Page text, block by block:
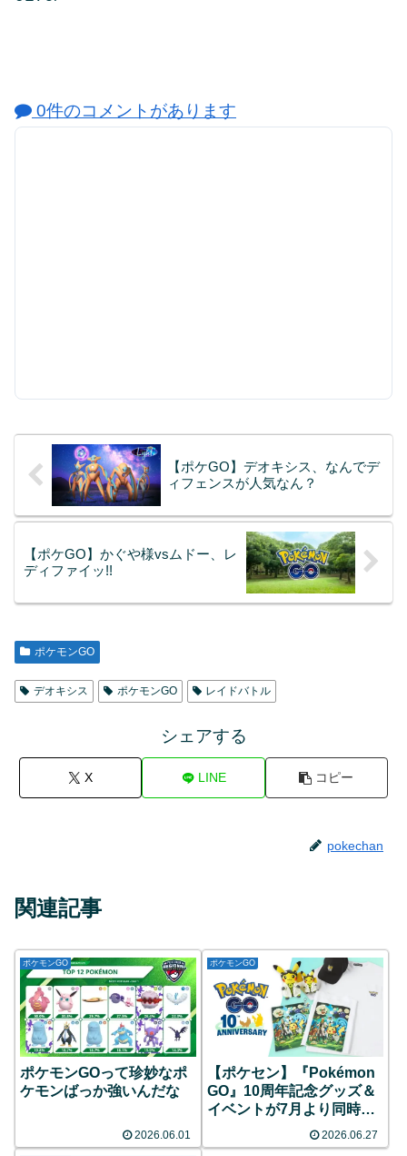
0件のコメントがあります
【ポケGO】デオキシス、なんでデ
ィフェンスが人気なん？
【ポケGO】かぐや様vsムドー、レ
ディファイッ!!
ポケモンGO
デオキシス ポケモンGO レイドバトル
シェアする
X LINE コピー
pokechan
関連記事
ポケモンGO
ポケモンGOって珍妙なポ
ケモンばっか強いんだな
2026.06.01
ポケモンGO
【ポケセン】『Pokémon
GO』10周年記念グッズ＆
イベントが7月より同時開
催！限定ピカチュウのグリ
ーティングや特別なレイド
2026.06.27